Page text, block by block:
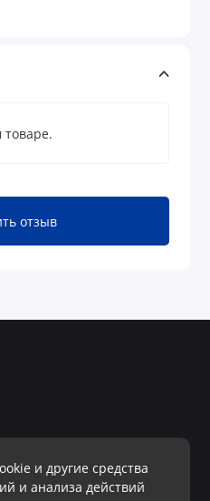
отзыв
и другие средства
и анализа действий
и выходных